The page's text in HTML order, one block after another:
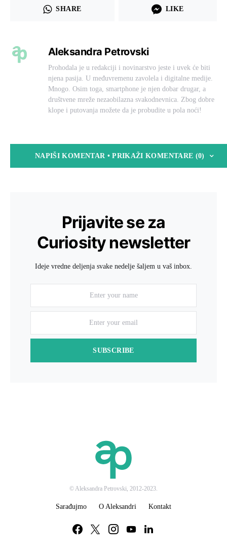
SHARE LIKE
Aleksandra Petrovski
Prohodala je u redakciji i novinarstvo jeste i uvek će biti
njena pasija. U međuvremenu zavolela i digitalne medije.
Mnogo. Osim toga, smartphone je njen dobar drugar, a
društvene mreže nezaobilazna svakodnevnica. Zbog dobre
klope i putovanja možete da je probudite u pola noći!
NAPIŠI KOMENTAR • PRIKAŽI KOMENTARE (0)
Prijavite se za
Curiosity newsletter
Ideje vredne deljenja svake nedelje šaljem u vaš inbox.
SUBSCRIBE
© Aleksandra Petrovski, 2012-2023.
Sarađujmo O Aleksandri Kontakt